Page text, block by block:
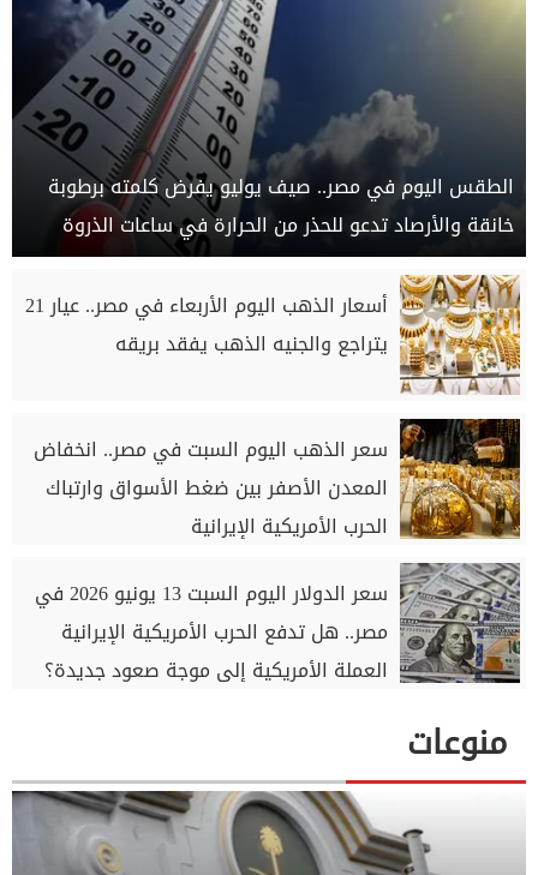
الطقس اليوم في مصر.. صيف يوليو يفرض كلمته برطوبة
خانقة والأرصاد تدعو للحذر من الحرارة في ساعات الذروة
أسعار الذهب اليوم الأربعاء في مصر.. عيار 21
يتراجع والجنيه الذهب يفقد بريقه
سعر الذهب اليوم السبت في مصر.. انخفاض
المعدن الأصفر بين ضغط الأسواق وارتباك
الحرب الأمريكية الإيرانية
سعر الدولار اليوم السبت 13 يونيو 2026 في
مصر.. هل تدفع الحرب الأمريكية الإيرانية
العملة الأمريكية إلى موجة صعود جديدة؟
منوعات